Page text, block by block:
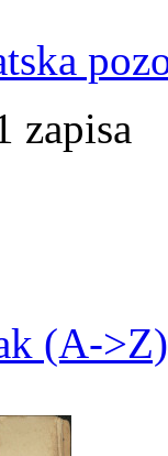
zapisa
(A->Z)